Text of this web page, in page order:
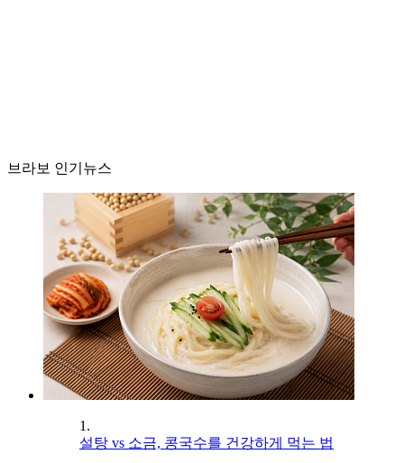
브라보 인기뉴스
1.
설탕 vs 소금, 콩국수를 건강하게 먹는 법